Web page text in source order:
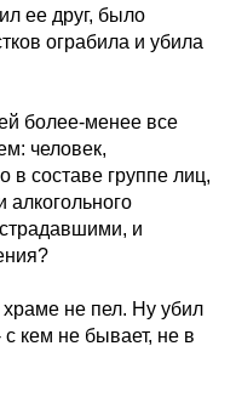
ее друг, было
ограбила и убила
более-менее все
человек,
в составе группе лиц,
и
не пел. Ну убил
кем не бывает, не в